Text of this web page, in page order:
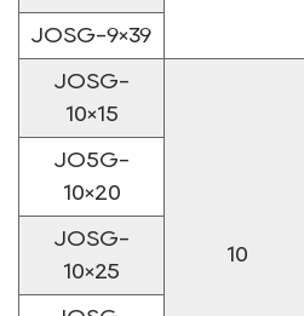
JOSG-9×39
JOSG-
10×15
10
JO5G-
10×20
JOSG-
10×25